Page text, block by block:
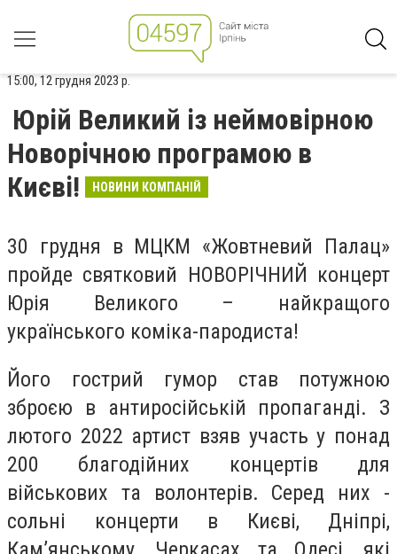
15:00, 12 грудня 2023 р.
Юрій Великий із неймовірною
Новорічною програмою в
Києві!
НОВИНИ КОМПАНІЙ
30 грудня в МЦКМ «Жовтневий Палац»
пройде святковий НОВОРІЧНИЙ концерт
Юрія Великого – найкращого
українського коміка-пародиста!
Його гострий гумор став потужною
зброєю в антиросійській пропаганді. З
лютого 2022 артист взяв участь у понад
200 благодійних концертів для
військових та волонтерів. Серед них -
сольні концерти в Києві, Дніпрі,